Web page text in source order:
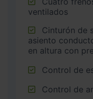
ventilados
asiento
en altura con
Control de
Control de